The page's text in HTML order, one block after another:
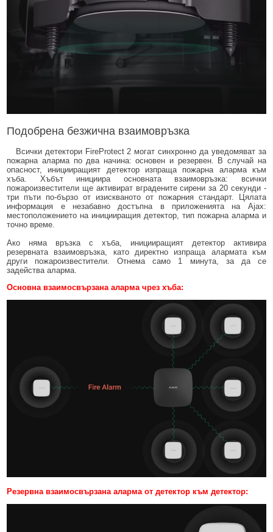
Подобрена безжична взаимовръзка
Всички детектори FireProtect 2 могат синхронно да уведомяват за
пожарна аларма по два начина: основен и резервен. В случай на
опасност, иницииращият детектор изпраща пожарна аларма към
хъба. Хъбът инициира основната взаимовръзка: всички
пожароизвестители ще активират вградените сирени за 20 секунди -
три пъти по-бързо от изискваното от пожарния стандарт. Цялата
информация е незабавно достъпна в приложенията на Ajax:
местоположението на иницииращия детектор, тип пожарна аларма и
точно време.
Ако няма връзка с хъба, иницииращият детектор активира
резервната взаимовръзка, като директно изпраща алармата към
други пожароизвестители. Отнема само 1 минута, за да се
задейства аларма.
Основна взаимосвързана аларма чрез хъба:
Резервна взаимосвързана аларма от детектор към детектор: